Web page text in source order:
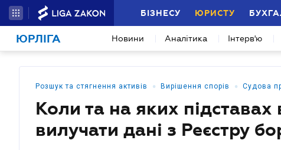
БІЗНЕСУ ЮРИСТУ
ЮРЛІГА Новини Аналітика Інтерв'ю
Розшук та стягнення активів • Вирішення спорів • Судова
Коли та на яких підставах
вилучати дані з Реєстру